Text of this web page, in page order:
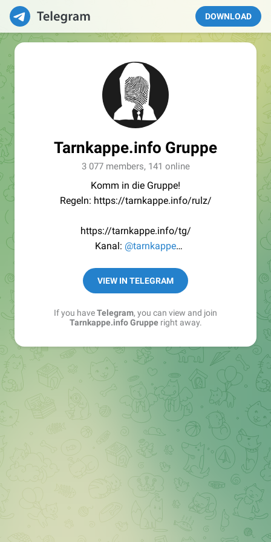
DOWNLOAD
Tarnkappe.info Gruppe
3 077 members, 141 online
Komm in die Gruppe!
Regeln: https://tarnkappe.info/rulz/
https://tarnkappe.info/tg/
Kanal: @tarnkappe
Best of:@bestoftarnkappe
Kochen: https://t.me/+WSW5F1VcmhliMjk6
VIEW IN TELEGRAM
If you haveTelegram, you can view and join
Tarnkappe.info Grupperight away.